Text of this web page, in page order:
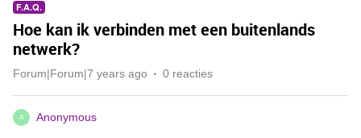
F.A.Q.
Hoe kan ik verbinden met een buitenlands
netwerk?
Forum|Forum|7 years ago 0 reacties
A Anonymous